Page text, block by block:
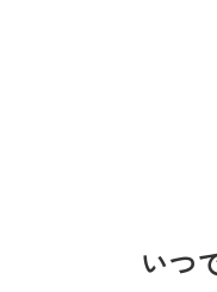
いつ